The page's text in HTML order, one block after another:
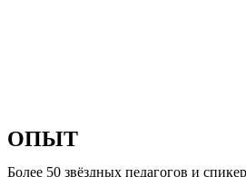
ОПЫТ
Более 50 звёздных педагогов и